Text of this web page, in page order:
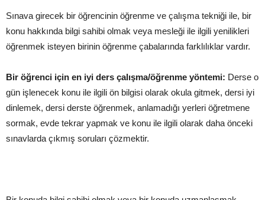
Sınava girecek bir öğrencinin öğrenme ve çalışma tekniği ile, bir
konu hakkında bilgi sahibi olmak veya mesleği ile ilgili yenilikleri
öğrenmek isteyen birinin öğrenme çabalarında farklılıklar vardır.
Bir öğrenci için en iyi ders çalışma/öğrenme yöntemi: Derse o
gün işlenecek konu ile ilgili ön bilgisi olarak okula gitmek, dersi iyi
dinlemek, dersi derste öğrenmek, anlamadığı yerleri öğretmene
sormak, evde tekrar yapmak ve konu ile ilgili olarak daha önceki
sınavlarda çıkmış soruları çözmektir.